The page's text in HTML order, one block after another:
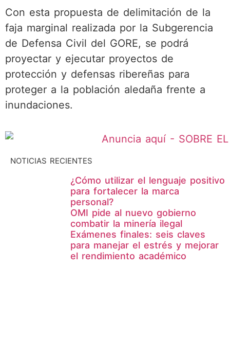
Con esta propuesta de delimitación de la
faja marginal realizada por la Subgerencia
de Defensa Civil del GORE, se podrá
proyectar y ejecutar proyectos de
protección y defensas ribereñas para
proteger a la población aledaña frente a
inundaciones.
NOTICIAS RECIENTES
¿Cómo utilizar el lenguaje positivo
para fortalecer la marca
personal?
OMI pide al nuevo gobierno
combatir la minería ilegal
Exámenes finales: seis claves
para manejar el estrés y mejorar
el rendimiento académico